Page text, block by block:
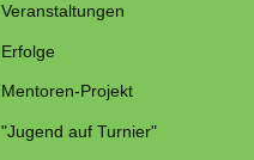
Veranstaltungen
Erfolge
Mentoren-Projekt
"Jugend auf Turnier"